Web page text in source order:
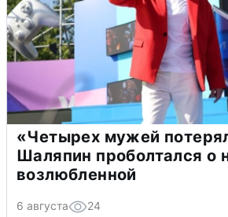
«Четырех мужей
Шаляпин проболтался о
возлюбленной
6 августа 24